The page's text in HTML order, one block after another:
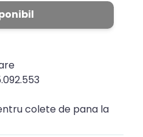
colete de pana la